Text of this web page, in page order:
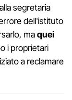
segretaria
dell'istituto
maquei
i proprietari
a reclamare